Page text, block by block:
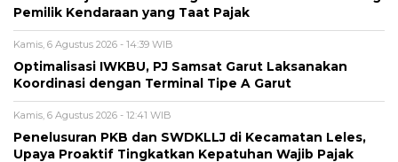
Pemilik Kendaraan yang Taat Pajak
Kamis, 6 Agustus 2026 - 14:39 WIB
Optimalisasi IWKBU, PJ Samsat Garut Laksanakan
Koordinasi dengan Terminal Tipe A Garut
Kamis, 6 Agustus 2026 - 12:41 WIB
Penelusuran PKB dan SWDKLLJ di Kecamatan Leles,
Upaya Proaktif Tingkatkan Kepatuhan Wajib Pajak